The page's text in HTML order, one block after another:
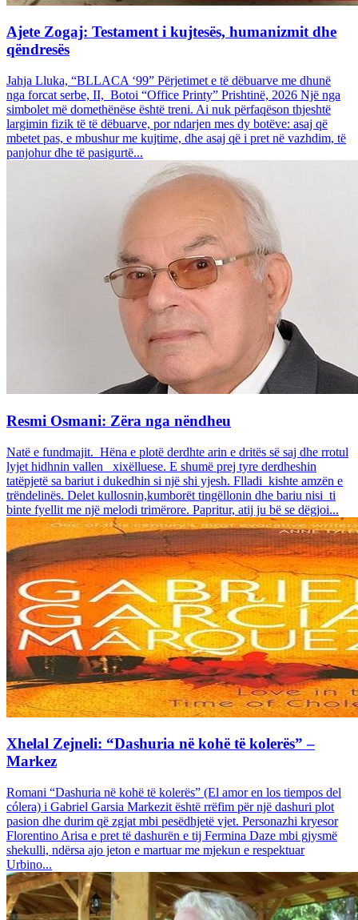
Ajete Zogaj: Testament i kujtesës, humanizmit dhe
qëndresës
Jahja Lluka, “BLLACA ‘99” Përjetimet e të dëbuarve me dhunë
nga forcat serbe, II, Botoi “Office Printy” Prishtinë, 2026 Një nga
simbolet më domethënëse është treni. Ai nuk përfaqëson thjeshtë
largimin fizik të të dëbuarve, por ndarjen mes dy botëve: asaj që
mbetet pas, e mbushur me kujtime, dhe asaj që i pret në vazhdim, të
panjohur dhe të pasigurtë...
Resmi Osmani: Zëra nga nëndheu
Natë e fundmajit. Hëna e plotë derdhte arin e dritës së saj dhe rrotul
lyjet hidhnin vallen xixëlluese. E shumë prej tyre derdheshin
tatëpjetë sa bariut i dukedhin si një shi yjesh. Flladi kishte amzën e
trëndelinës. Delet kullosnin,kumborët tingëllonin dhe bariu nisi ti
binte fyellit me një melodi trimërore. Papritur, atij ju bë se dëgjoi...
Xhelal Zejneli: “Dashuria në kohë të kolerës” –
Markez
Romani “Dashuria në kohë të kolerës” (El amor en los tiempos del
cólera) i Gabriel Garsia Markezit është rrëfim për një dashuri plot
pasion dhe durim që zgjat mbi pesëdhjetë vjet. Personazhi kryesor
Florentino Arisa e pret të dashurën e tij Fermina Daze mbi gjysmë
shekulli, ndërsa ajo jeton e martuar me mjekun e respektuar
Urbino...